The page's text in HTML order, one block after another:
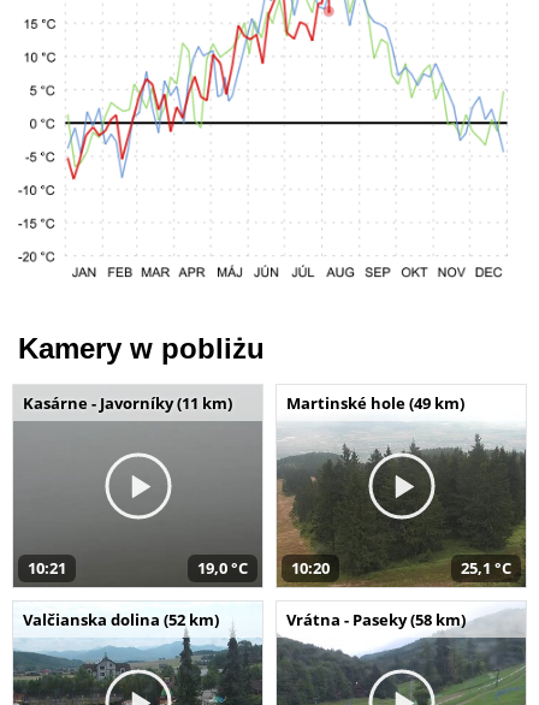
Kamery w pobliżu
Kasárne - Javorníky (11 km)
10:21 19,0 °C
Martinské hole (49 km)
10:20 25,1 °C
Valčianska dolina (52 km) Vrátna - Paseky (58 km)